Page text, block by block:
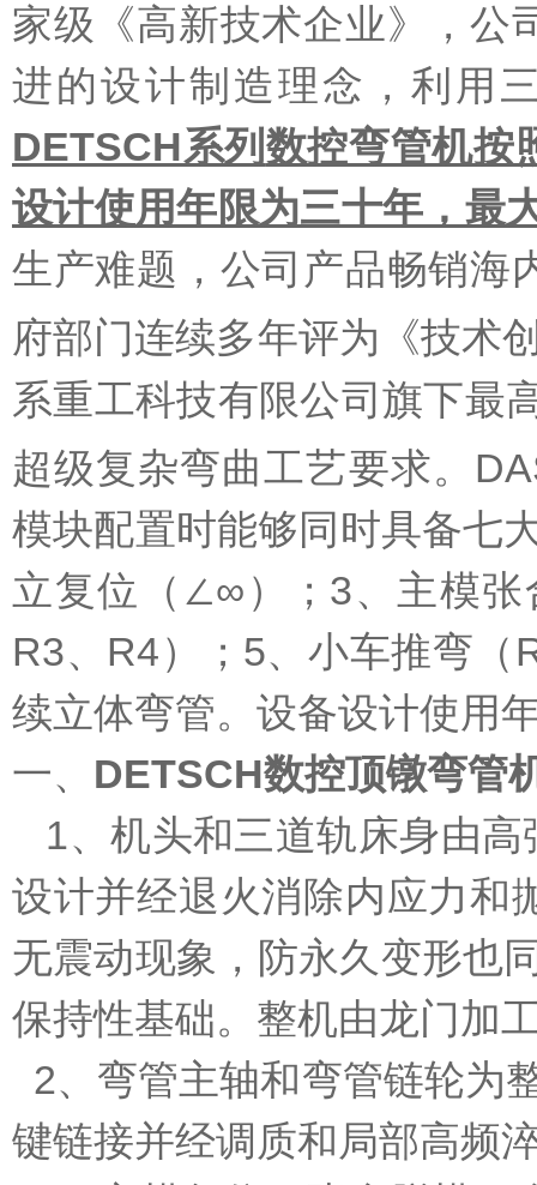
家级《高新技术企业》，公
进的设计制造理念，利用
DETSCH系列 数控弯管机按
设计使用年限为三十年，最
生产难题，公司产品畅销海
府部门连续多年评为《技术
系重工科技有限公司旗下最
超级复杂弯曲工艺要求。
模块配置时能够同时具备七
立复位（∠∞）；3、主模张
R3、R4）；5、小车推弯
续立体弯管。设备设计使用
一、 DETSCH数控顶镦弯管
1、机头和三道轨床身由高
设计并经退火消除内应力和
无震动现象，防永久变形也
保持性基础。整机由龙门加
2、弯管主轴和弯管链轮为
键链接并经调质和局部高频